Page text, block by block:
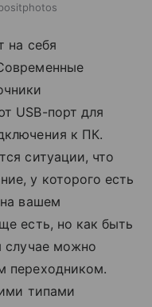
на себя
USB-порт для
к ПК.
ситуации, что
у которого есть
вашем
есть, но как быть
случае можно
переходником.
типами